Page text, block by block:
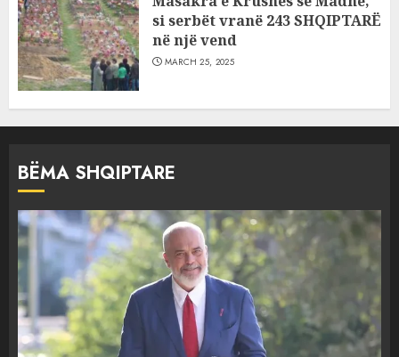
si serbët vranë 243 SHQIPTARË
në një vend
MARCH 25, 2025
BËMA SHQIPTARE